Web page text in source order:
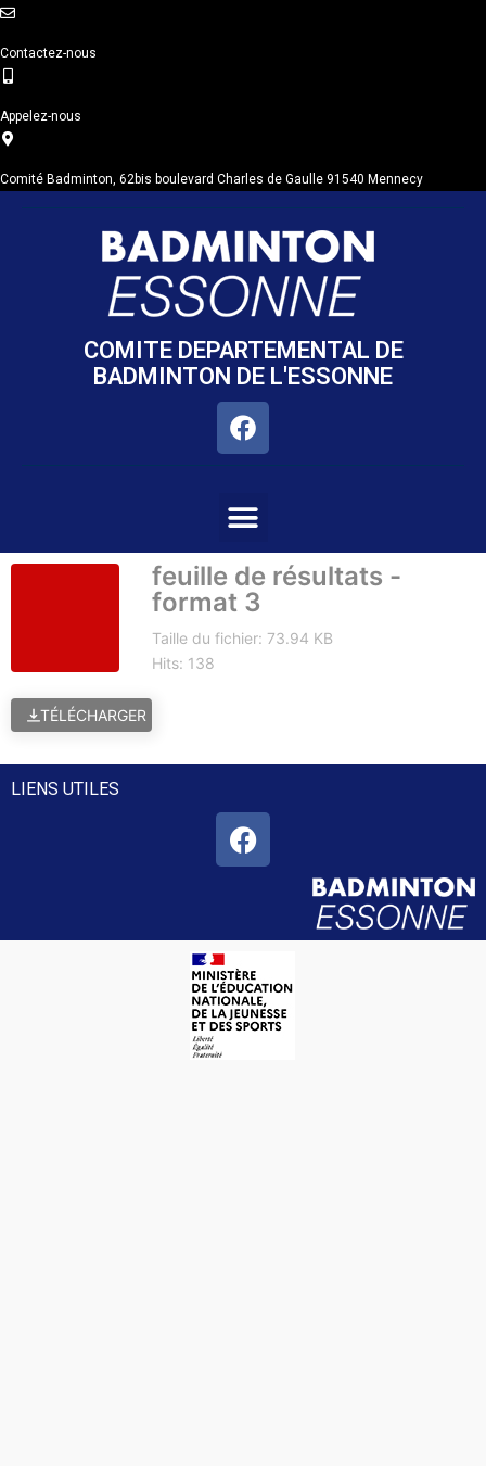
Contactez-nous
Appelez-nous
Comité Badminton, 62bis boulevard Charles de Gaulle 91540 Mennecy
COMITE DEPARTEMENTAL DE
BADMINTON DE L'ESSONNE
feuille de résultats -
format 3
Taille du fichier: 73.94 KB
Hits: 138
TÉLÉCHARGER
LIENS UTILES